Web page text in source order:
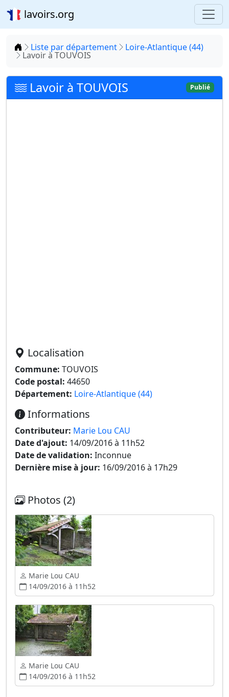
lavoirs.org
Accueil
Liste par département Loire-Atlantique (44)
Lavoir à TOUVOIS
Lavoir à TOUVOIS Publié
Localisation
Commune: TOUVOIS
Code postal: 44650
Département: Loire-Atlantique (44)
Informations
Contributeur: Marie Lou CAU
Date d'ajout: 14/09/2016 à 11h52
Date de validation: Inconnue
Dernière mise à jour: 16/09/2016 à 17h29
Photos (2)
Marie Lou CAU
14/09/2016 à 11h52
Marie Lou CAU
14/09/2016 à 11h52